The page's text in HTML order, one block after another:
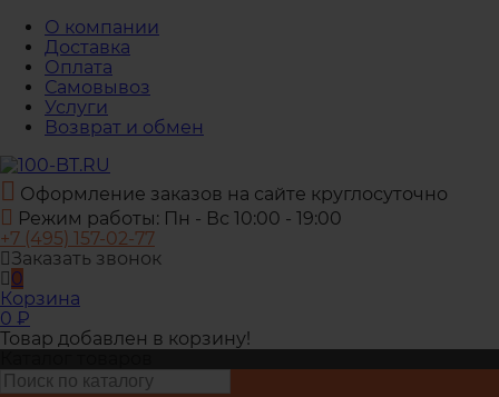
О компании
Доставка
Оплата
Самовывоз
Услуги
Возврат и обмен
Оформление заказов на сайте круглосуточно
Режим работы: Пн - Вс 10:00 - 19:00
+7 (495) 157-02-77
Заказать звонок
0
Корзина
0 ₽
Товар добавлен в корзину!